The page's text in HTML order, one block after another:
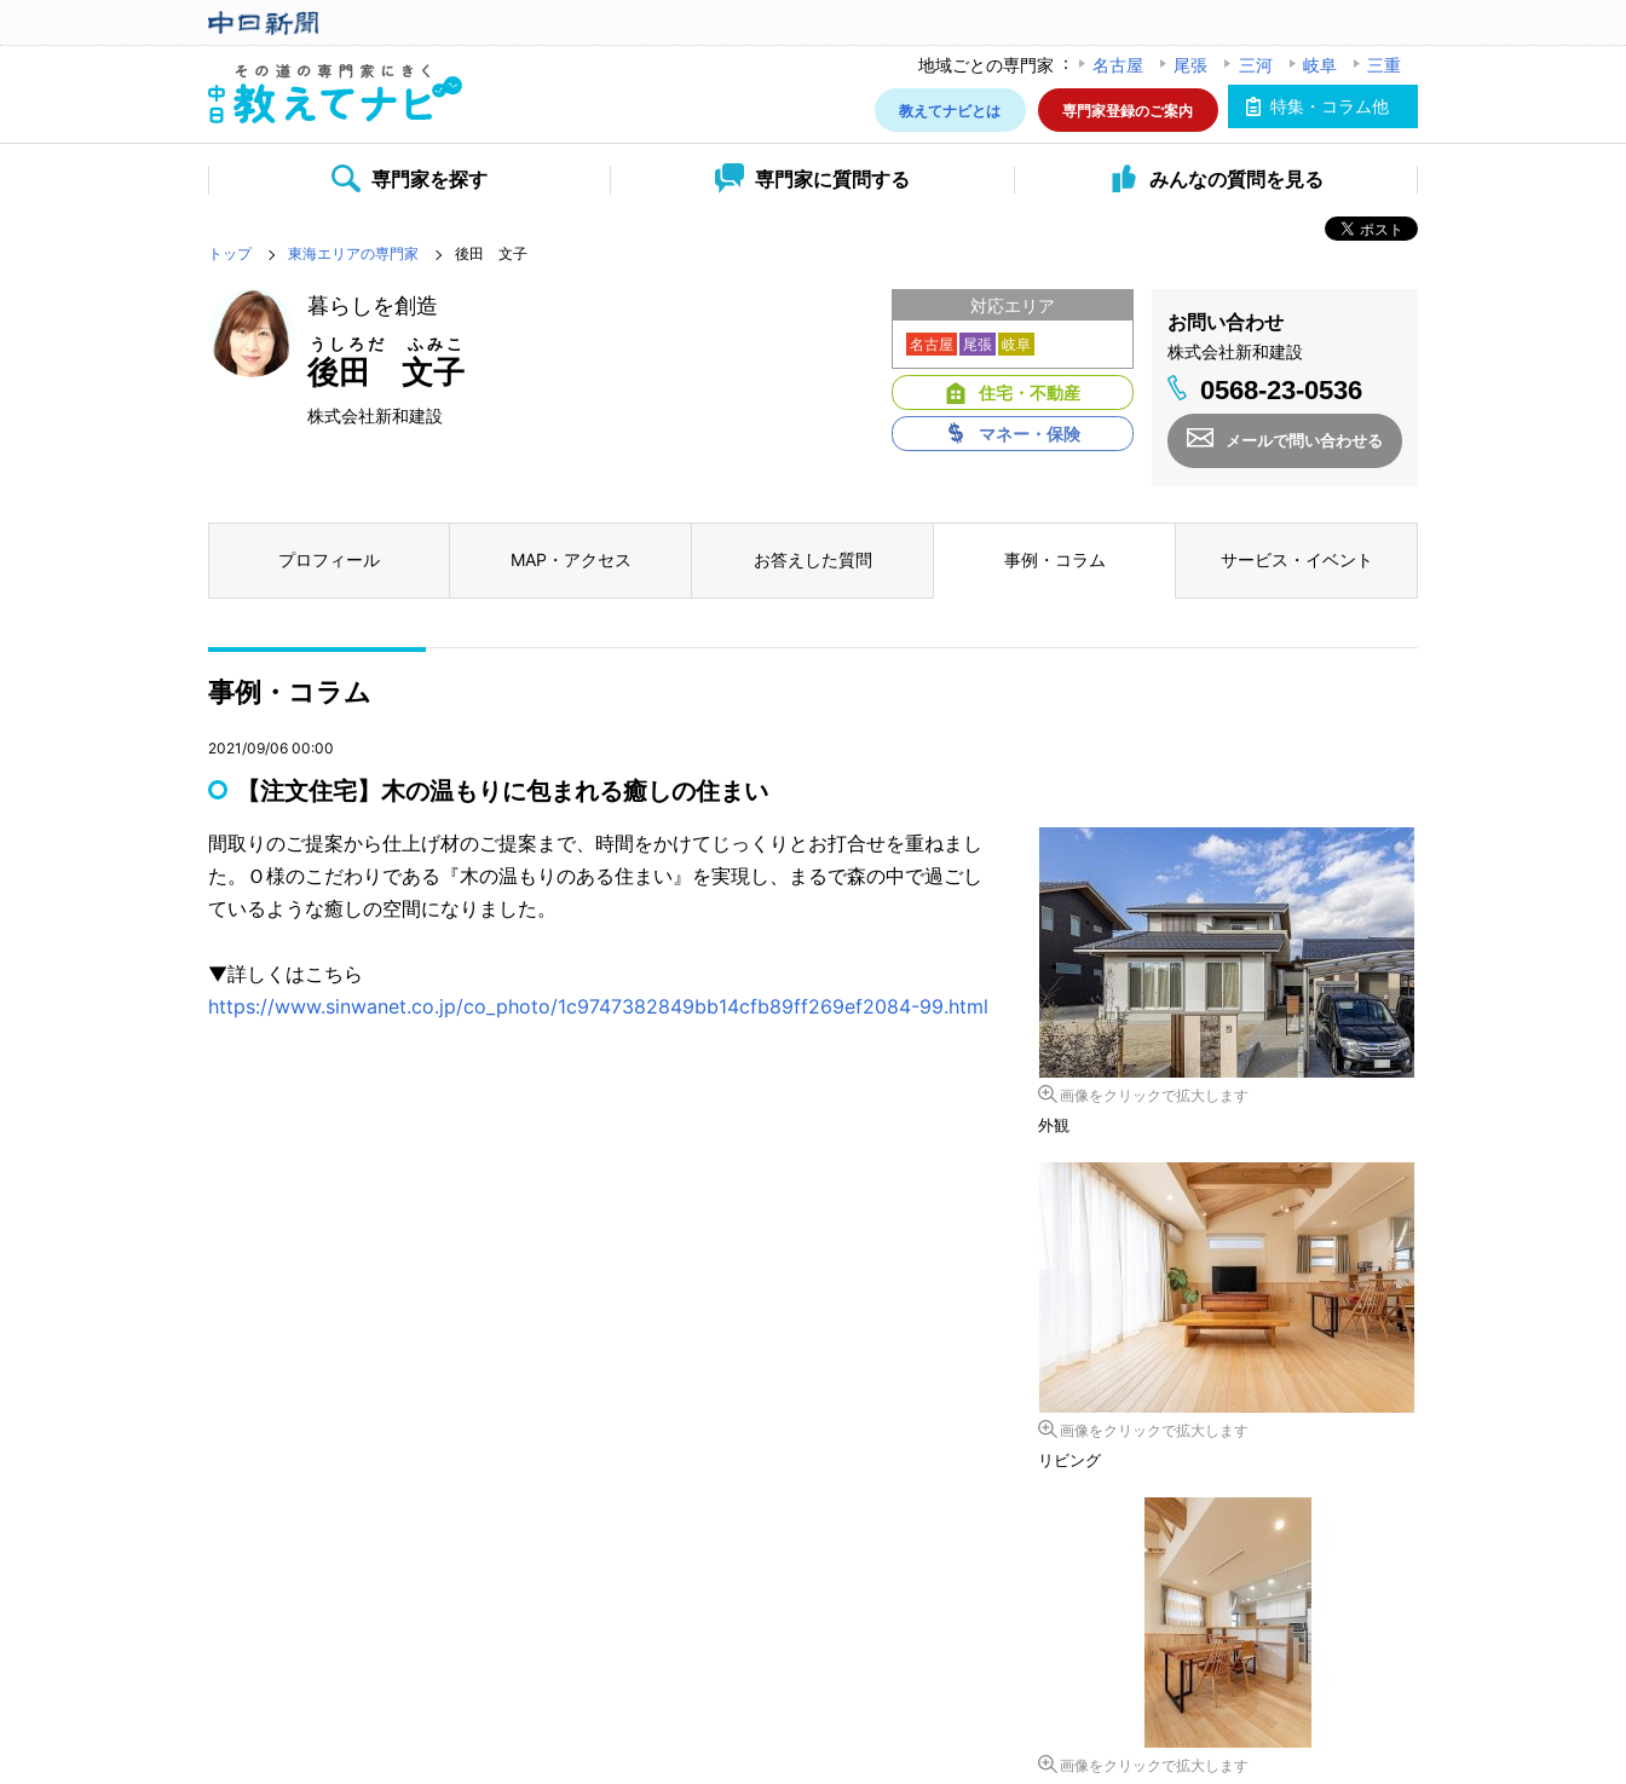
地域ごとの専門家 名古屋 尾張 三河 岐阜
三重
特集・コラム他
教えてナビとは 専門家登録のご案内
専門家を探す 専門家に質問する みんなの質問を見る
トップ 東海エリアの専門家 後田 文子
暮らしを創造
後田 文子
うしろだ ふみこ
株式会社新和建設
お問い合わせ
株式会社新和建設
0568-23-0536
メールで問い合わせる
対応エリア
名古屋 尾張 岐阜
住宅・不動産
マネー・保険
プロフィール MAP・アクセス お答えした質問 事例・コラム サービス・イベント
事例・コラム
2021/09/06 00:00
【注文住宅】木の温もりに包まれる癒しの住まい
間取りのご提案から仕上げ材のご提案まで、時間をかけてじっくりとお打合せを重ねまし
た。Ｏ様のこだわりである『木の温もりのある住まい』を実現し、まるで森の中で過ごし
ているような癒しの空間になりました。
▼詳しくはこちら
https://www.sinwanet.co.jp/co_photo/1c9747382849bb14cfb89ff269ef2084-99.html
画像をクリックで拡大します
外観
画像をクリックで拡大します
リビング
画像をクリックで拡大します